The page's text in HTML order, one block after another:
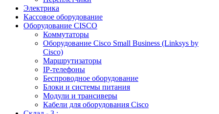
Электрика
Кассовое оборудование
Оборудование CISCO
Коммутаторы
Оборудование Cisco Small Business (Linksys by
Cisco)
Маршрутизаторы
IP-телефоны
Беспроводное оборудование
Блоки и системы питания
Модули и трансиверы
Кабели для оборудования Cisco